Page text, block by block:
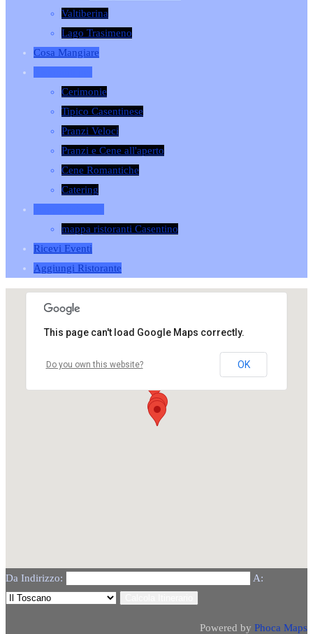
Valtiberina
Lago Trasimeno
Cosa Mangiare
Cerimonie
Tipico Casentinese
Pranzi Veloci
Pranzi e Cene all'aperto
Cene Romantiche
Catering
mappa ristoranti Casentino
Ricevi Eventi
Aggiungi Ristorante
This page can't load Google Maps correctly.
Do you own this website? OK
Da Indirizzo: A:
Powered by Phoca Maps